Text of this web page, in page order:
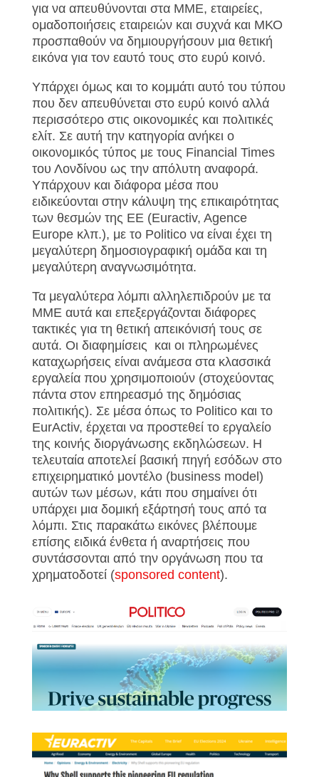
για να απευθύνονται στα ΜΜΕ, εταιρείες,
ομαδοποιήσεις εταιρειών και συχνά και ΜΚΟ
προσπαθούν να δημιουργήσουν μια θετική
εικόνα για τον εαυτό τους στο ευρύ κοινό.
Υπάρχει όμως και το κομμάτι αυτό του τύπου
που δεν απευθύνεται στο ευρύ κοινό αλλά
περισσότερο στις οικονομικές και πολιτικές
ελίτ. Σε αυτή την κατηγορία ανήκει ο
οικονομικός τύπος με τους Financial Times
του Λονδίνου ως την απόλυτη αναφορά.
Υπάρχουν και διάφορα μέσα που
ειδικεύονται στην κάλυψη της επικαιρότητας
των θεσμών της ΕΕ (Euractiv, Agence
Europe κλπ.), με το Politico να είναι έχει τη
μεγαλύτερη δημοσιογραφική ομάδα και τη
μεγαλύτερη αναγνωσιμότητα.
Τα μεγαλύτερα λόμπι αλληλεπιδρούν με τα
ΜΜΕ αυτά και επεξεργάζονται διάφορες
τακτικές για τη θετική απεικόνισή τους σε
αυτά. Οι διαφημίσεις και οι πληρωμένες
καταχωρήσεις είναι ανάμεσα στα κλασσικά
εργαλεία που χρησιμοποιούν (στοχεύοντας
πάντα στον επηρεασμό της δημόσιας
πολιτικής). Σε μέσα όπως το Politico και το
EurActiv, έρχεται να προστεθεί το εργαλείο
της κοινής διοργάνωσης εκδηλώσεων. Η
τελευταία αποτελεί βασική πηγή εσόδων στο
επιχειρηματικό μοντέλο (business model)
αυτών των μέσων, κάτι που σημαίνει ότι
υπάρχει μια δομική εξάρτησή τους από τα
λόμπι. Στις παρακάτω εικόνες βλέπουμε
επίσης ειδικά ένθετα ή αναρτήσεις που
συντάσσονται από την οργάνωση που τα
χρηματοδοτεί (sponsored content).